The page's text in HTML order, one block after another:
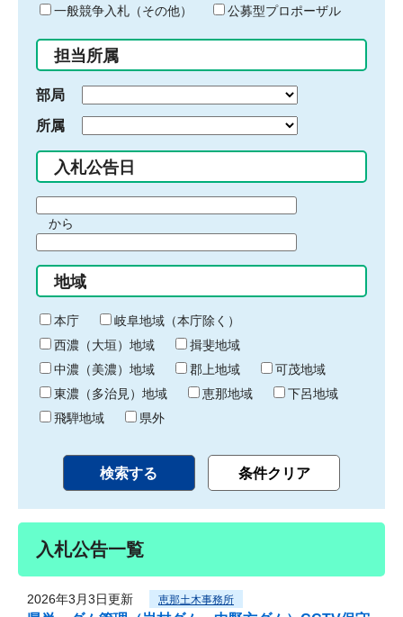
ド
入
力
一般競争入札（その他）
公募型プロポーザル
担当所属
部局
所属
入札公告日
間
始
り
から
間
終
わ
り
地域
本庁
岐阜地域（本庁除く）
西濃（大垣）地域
揖斐地域
中濃（美濃）地域
郡上地域
可茂地域
東濃（多治見）地域
恵那地域
下呂地域
飛騨地域
県外
入札公告一覧
2026年3月3日更新 恵那土木事務所